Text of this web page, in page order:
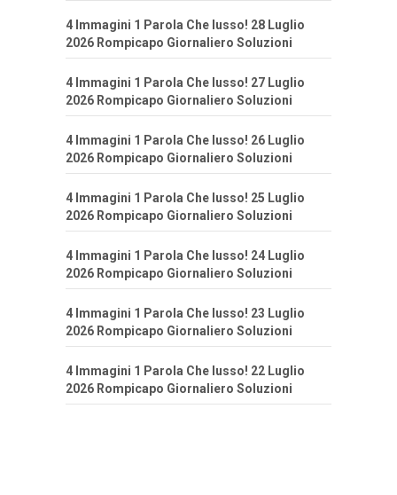
4 Immagini 1 Parola Che lusso! 28 Luglio
2026 Rompicapo Giornaliero Soluzioni
4 Immagini 1 Parola Che lusso! 27 Luglio
2026 Rompicapo Giornaliero Soluzioni
4 Immagini 1 Parola Che lusso! 26 Luglio
2026 Rompicapo Giornaliero Soluzioni
4 Immagini 1 Parola Che lusso! 25 Luglio
2026 Rompicapo Giornaliero Soluzioni
4 Immagini 1 Parola Che lusso! 24 Luglio
2026 Rompicapo Giornaliero Soluzioni
4 Immagini 1 Parola Che lusso! 23 Luglio
2026 Rompicapo Giornaliero Soluzioni
4 Immagini 1 Parola Che lusso! 22 Luglio
2026 Rompicapo Giornaliero Soluzioni